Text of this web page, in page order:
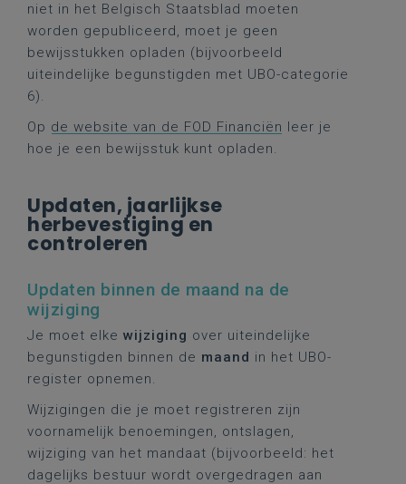
niet in het Belgisch Staatsblad moeten
worden gepubliceerd, moet je geen
bewijsstukken opladen (bijvoorbeeld
uiteindelijke begunstigden met UBO-categorie
6).
Op de website van de FOD Financiën leer je
hoe je een bewijsstuk kunt opladen.
Updaten, jaarlijkse
herbevestiging en
controleren
Updaten binnen de maand na de
wijziging
Je moet elke wijziging over uiteindelijke
begunstigden binnen de maand in het UBO-
register opnemen.
Wijzigingen die je moet registreren zijn
voornamelijk benoemingen, ontslagen,
wijziging van het mandaat (bijvoorbeeld: het
dagelijks bestuur wordt overgedragen aan